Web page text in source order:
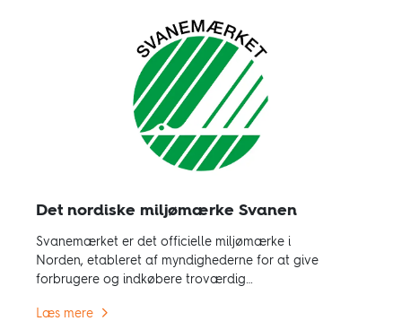
Det nordiske miljømærke Svanen
Svanemærket er det officielle miljømærke i
Norden, etableret af myndighederne for at give
forbrugere og indkøbere troværdig
Læs mere